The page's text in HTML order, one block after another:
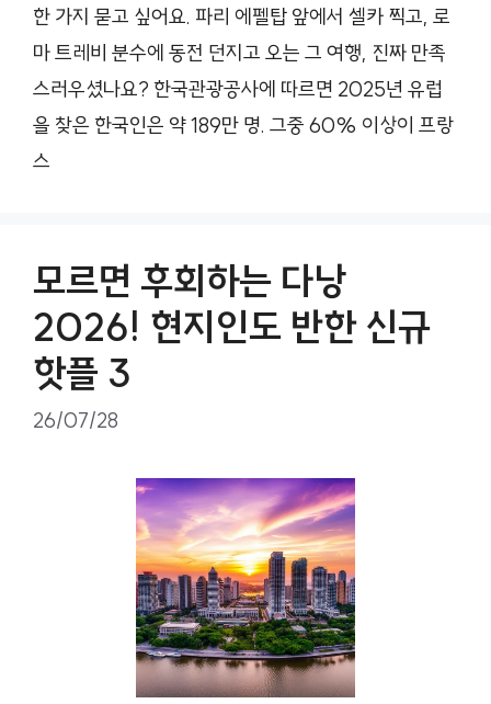
한 가지 묻고 싶어요. 파리 에펠탑 앞에서 셀카 찍고, 로
마 트레비 분수에 동전 던지고 오는 그 여행, 진짜 만족
스러우셨나요? 한국관광공사에 따르면 2025년 유럽
을 찾은 한국인은 약 189만 명. 그중 60% 이상이 프랑
스
모르면 후회하는 다낭
2026! 현지인도 반한 신규
핫플 3
26/07/28